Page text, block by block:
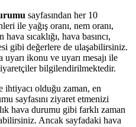
sayfasından her 10
ile yağış oranı, nem oranı,
sıcaklığı, hava basıncı,
gibi değerlere de ulaşabilirsiniz.
uyarı ikonu ve uyarı mesajı ile
bilgilendirilmektedir.
ihtiyacı olduğu zaman, en
sayfasını ziyaret etmenizi
hava durumu gibi farklı zaman
Ancak sayfadaki hava